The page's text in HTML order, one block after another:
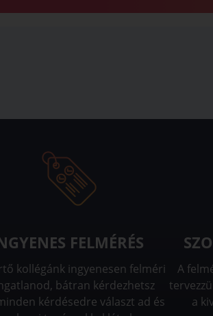
FELMÉRÉS
kollégánk ingyenesen felméri
bátran kérdezhetsz
kérdésedre választ ad és
A
a